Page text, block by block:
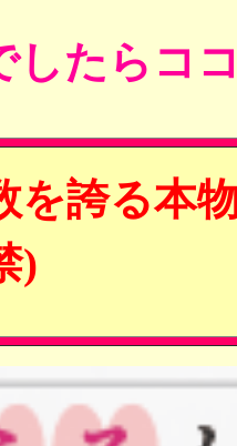
たらココ
誇る本
)